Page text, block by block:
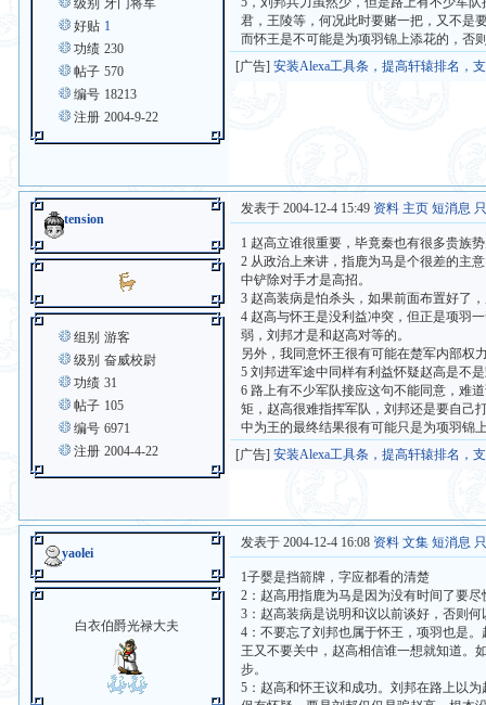
级别 牙门将军
好贴 1
功绩 230
帖子 570
编号 18213
注册 2004-9-22
君，王陵等，何况此时要赌一把，又不是
而怀王是不可能是为项羽锦上添花的，否
[广告]安装Alexa工具条，提高轩辕排名，
tension
组别 游客
级别 奋威校尉
功绩 31
帖子 105
编号 6971
注册 2004-4-22
发表于 2004-12-4 15:49 资料 主页 短消息
1 赵高立谁很重要，毕竟秦也有很多贵族
2 从政治上来讲，指鹿为马是个很差的主
中铲除对手才是高招。
3 赵高装病是怕杀头，如果前面布置好了
4 赵高与怀王是没利益冲突，但正是项羽
弱，刘邦才是和赵高对等的。
另外，我同意怀王很有可能在楚军内部权
5 刘邦进军途中同样有利益怀疑赵高是不
6 路上有不少军队接应这句不能同意，难
矩，赵高很难指挥军队，刘邦还是要自己
中为王的最终结果很有可能只是为项羽锦
[广告]安装Alexa工具条，提高轩辕排名，
yaolei
白衣伯爵光禄大夫
发表于 2004-12-4 16:08 资料 文集 短消息
1子婴是挡箭牌，字应都看的清楚
2：赵高用指鹿为马是因为没有时间了要
3：赵高装病是说明和议以前谈好，否则
4：不要忘了刘邦也属于怀王，项羽也是
王又不要关中，赵高相信谁一想就知道。
步。
5：赵高和怀王议和成功。刘邦在路上以